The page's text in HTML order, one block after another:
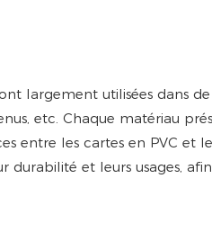
largement utilisées dans de
etc. Chaque matériau
entre les cartes en PVC et
et leurs usages,